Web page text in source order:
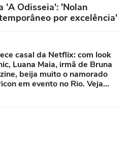
'A Odisseia': 'Nolan
por excelência'
casal da Netflix: com look
Luana Maia, irmã de Bruna
beija muito o namorado
em evento no Rio. Veja